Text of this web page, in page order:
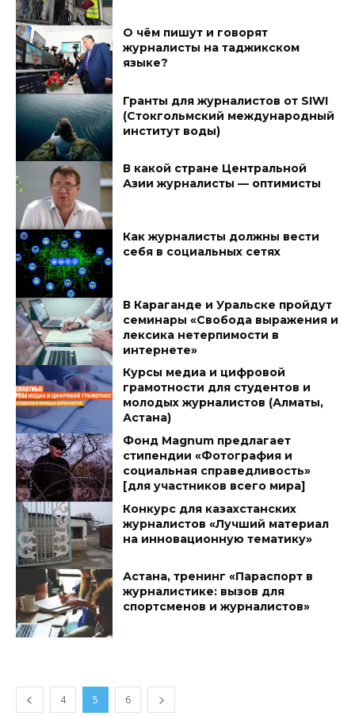
О чём пишут и говорят
журналисты на таджикском
языке?
Гранты для журналистов от SIWI
(Стокгольмский международный
институт воды)
В какой стране Центральной
Азии журналисты — оптимисты
Как журналисты должны вести
себя в социальных сетях
В Караганде и Уральске пройдут
семинары «Свобода выражения и
лексика нетерпимости в
интернете»
Курсы медиа и цифровой
грамотности для студентов и
молодых журналистов (Алматы,
Астана)
Фонд Magnum предлагает
стипендии «Фотография и
социальная справедливость»
[для участников всего мира]
Конкурс для казахстанских
журналистов «Лучший материал
на инновационную тематику»
Астана, тренинг «Параспорт в
журналистике: вызов для
спортсменов и журналистов»
4 5 6